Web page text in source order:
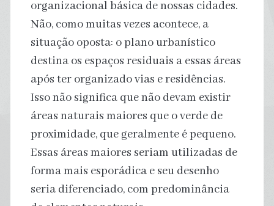
organizacional básica de nossas cidades.
Não, como muitas vezes acontece, a
situação oposta: o plano urbanístico
destina os espaços residuais a essas áreas
após ter organizado vias e residências.
Isso não significa que não devam existir
áreas naturais maiores que o verde de
proximidade, que geralmente é pequeno.
Essas áreas maiores seriam utilizadas de
forma mais esporádica e seu desenho
seria diferenciado, com predominância